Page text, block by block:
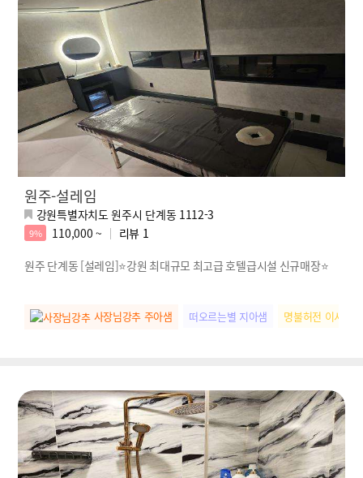
원주-설레임
강원특별자치도 원주시 단계동 1112-3
9% 110,000 ~ 리뷰 1
원주 단계동 [설레임]⭐강원 최대규모 최고급 호텔급시설 신규매장⭐
사장님강추 주아샘 떠오르는별 지아샘 명불허전 이서샘